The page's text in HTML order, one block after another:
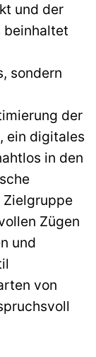
und der
beinhaltet
sondern
der
ein digitales
in den
Zügen
und
von